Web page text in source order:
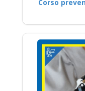
Corso